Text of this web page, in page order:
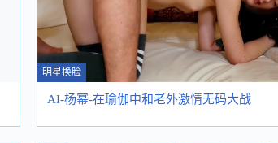
明星换脸
AI-杨幂-在瑜伽中和老外激情无码大战